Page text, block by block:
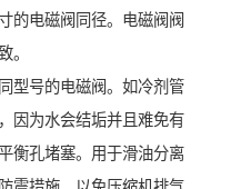
的电磁阀同径。电磁阀阀
。
型号的电磁阀。如冷剂管
因为水会结垢并且难免有
衡孔堵塞。用于滑油分离